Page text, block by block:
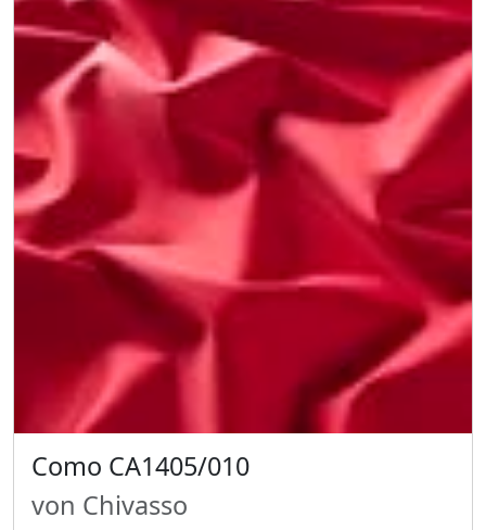
Como CA1405/010
von Chivasso